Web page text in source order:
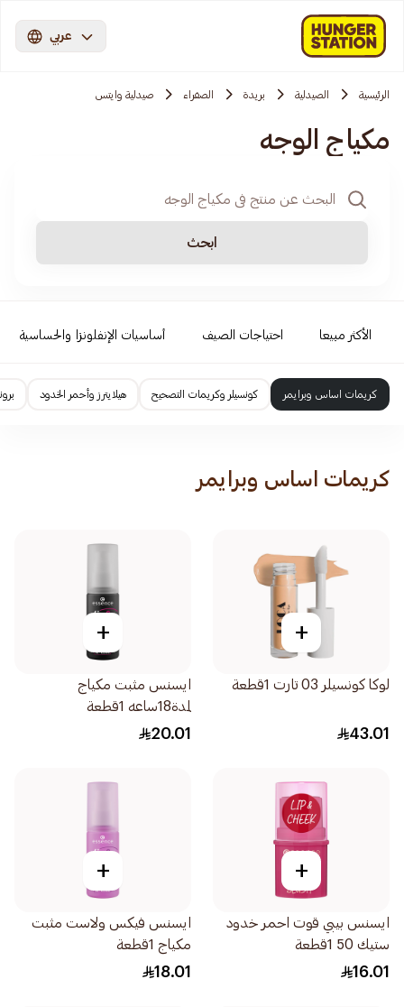
عربي
الرئيسية الصيدلية بريدة الصفراء صيدلية وايتس
مكياج الوجه
ابحث
الأكثر مبيعا احتياجات الصيف أساسيات الإنفلونزا والحساسية
كريمات اساس وبرايمر كونسيلر وكريمات التصحيح هيلايترز وأحمر الخدود
كريمات اساس وبرايمر
+
لوكا كونسيلر 03 تارت 1قطعة
43.01
+
ايسنس مثبت مكياج
لمدة18ساعه 1قطعة
20.01
+
ايسنس بيبي قوت احمر خدود
ستيك 50 1قطعة
16.01
+
ايسنس فيكس ولاست مثبت
مكياج 1قطعة
18.01